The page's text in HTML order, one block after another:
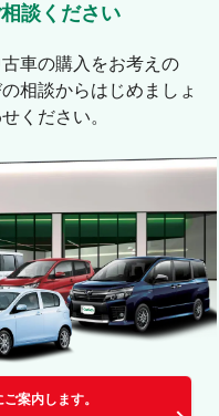
談ください
車の購入をお考えの
相談からはじめましょ
ください。
案内します。